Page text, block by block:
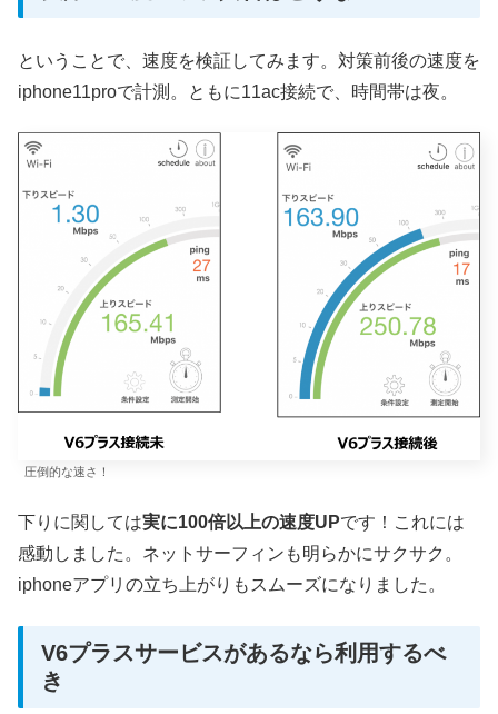
ということで、速度を検証してみます。対策前後の速度を
iphone11proで計測。ともに11ac接続で、時間帯は夜。
圧倒的な速さ！
下りに関しては実に100倍以上の速度UPです！これには
感動しました。ネットサーフィンも明らかにサクサク。
iphoneアプリの立ち上がりもスムーズになりました。
V6プラスサービスがあるなら利用するべ
き